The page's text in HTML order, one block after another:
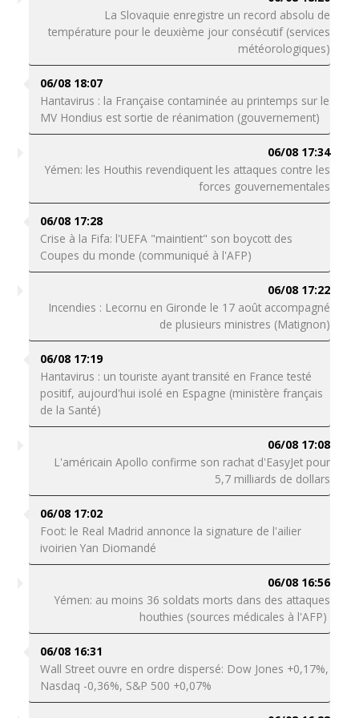
La Slovaquie enregistre un record absolu de
température pour le deuxième jour consécutif (services
météorologiques)
06/08 18:07
Hantavirus : la Française contaminée au printemps sur le
MV Hondius est sortie de réanimation (gouvernement)
06/08 17:34
Yémen: les Houthis revendiquent les attaques contre les
forces gouvernementales
06/08 17:28
Crise à la Fifa: l'UEFA "maintient" son boycott des
Coupes du monde (communiqué à l'AFP)
06/08 17:22
Incendies : Lecornu en Gironde le 17 août accompagné
de plusieurs ministres (Matignon)
06/08 17:19
Hantavirus : un touriste ayant transité en France testé
positif, aujourd'hui isolé en Espagne (ministère français
de la Santé)
06/08 17:08
L'américain Apollo confirme son rachat d'EasyJet pour
5,7 milliards de dollars
06/08 17:02
Foot: le Real Madrid annonce la signature de l'ailier
ivoirien Yan Diomandé
06/08 16:56
Yémen: au moins 36 soldats morts dans des attaques
houthies (sources médicales à l'AFP)
06/08 16:31
Wall Street ouvre en ordre dispersé: Dow Jones +0,17%,
Nasdaq -0,36%, S&P 500 +0,07%